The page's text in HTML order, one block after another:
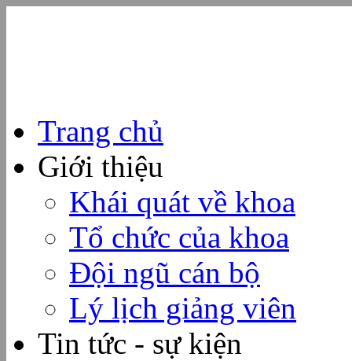
Trang chủ
Giới thiệu
Khái quát về khoa
Tổ chức của khoa
Đội ngũ cán bộ
Lý lịch giảng viên
Tin tức - sự kiện